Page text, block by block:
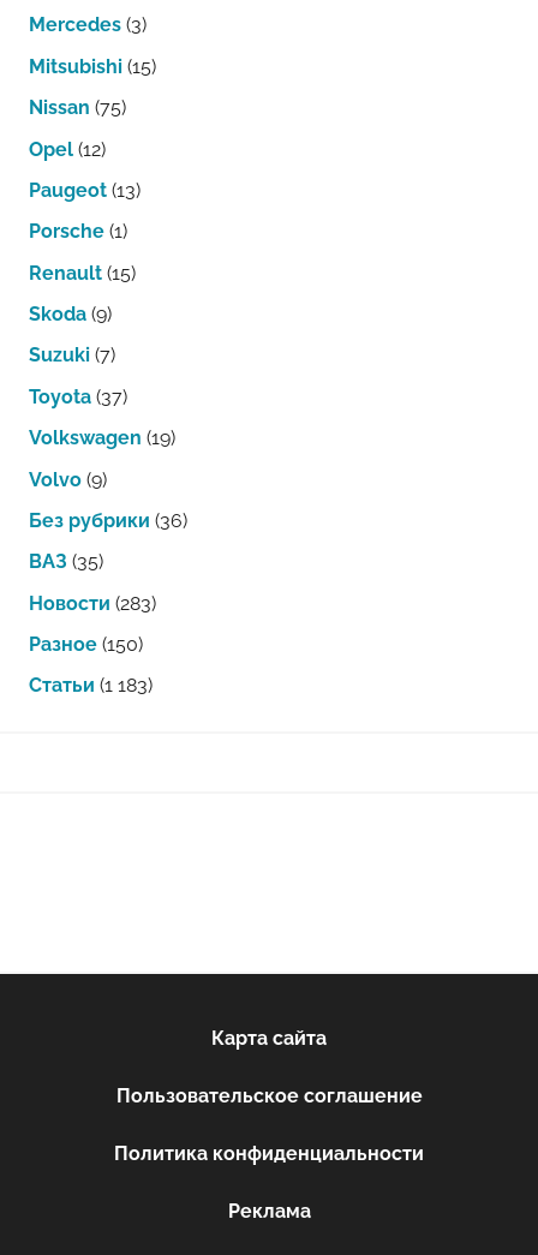
Mercedes (3)
Mitsubishi (15)
Nissan (75)
Opel (12)
Paugeot (13)
Porsche (1)
Renault (15)
Skoda (9)
Suzuki (7)
Toyota (37)
Volkswagen (19)
Volvo (9)
Без рубрики (36)
ВАЗ (35)
Новости (283)
Разное (150)
Статьи (1 183)
Карта сайта
Пользовательское соглашение
Политика конфиденциальности
Реклама